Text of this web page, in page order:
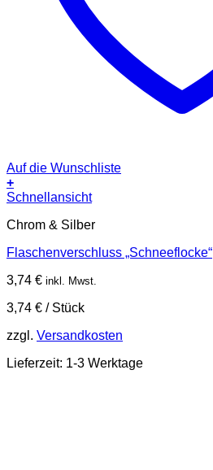
Auf die Wunschliste
+
Schnellansicht
Chrom & Silber
Flaschenverschluss „Schneeflocke“
3,74 € inkl. Mwst.
3,74 € / Stück
zzgl. Versandkosten
Lieferzeit: 1-3 Werktage